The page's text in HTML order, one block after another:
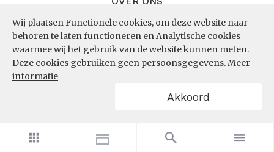
Wij plaatsen Functionele cookies, om deze website naar
behoren te laten functioneren en Analytische cookies
waarmee wij het gebruik van de website kunnen meten.
Deze cookies gebruiken geen persoonsgegevens.Meer
informatie
Akkoord
InZicht
Contact